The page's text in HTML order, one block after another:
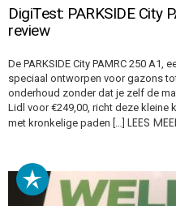
DigiTest: PARKSIDE City
review
De PARKSIDE City PAMRC 250
speciaal ontworpen voor gazons
onderhoud zonder dat je zelf de
Lidl voor €249,00, richt deze
met kronkelige paden […] LEES